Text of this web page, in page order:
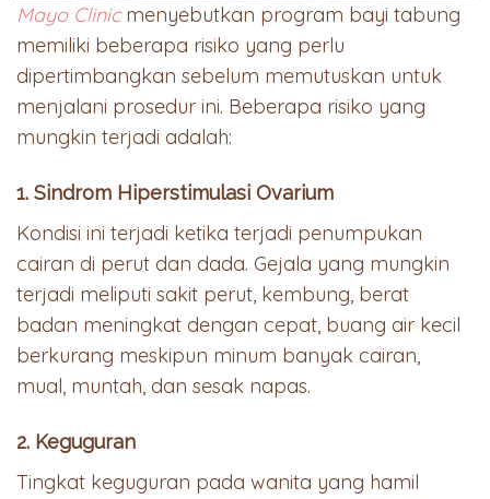
Mayo Clinicmenyebutkan program bayi tabung
memiliki beberapa risiko yang perlu
dipertimbangkan sebelum memutuskan untuk
menjalani prosedur ini. Beberapa risiko yang
mungkin terjadi adalah:
1. Sindrom Hiperstimulasi Ovarium
Kondisi ini terjadi ketika terjadi penumpukan
cairan di perut dan dada. Gejala yang mungkin
terjadi meliputi sakit perut, kembung, berat
badan meningkat dengan cepat, buang air kecil
berkurang meskipun minum banyak cairan,
mual, muntah, dan sesak napas.
2. Keguguran
Tingkat keguguran pada wanita yang hamil